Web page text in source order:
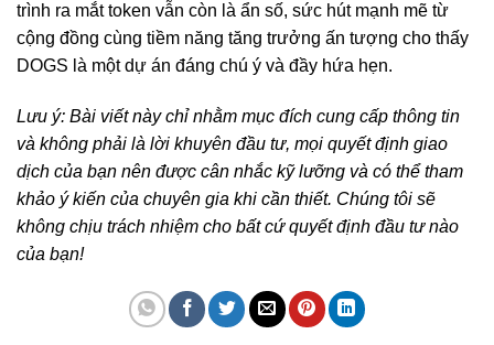
trình ra mắt token vẫn còn là ẩn số, sức hút mạnh mẽ từ
cộng đồng cùng tiềm năng tăng trưởng ấn tượng cho thấy
DOGS là một dự án đáng chú ý và đầy hứa hẹn.
Lưu ý: Bài viết này chỉ nhằm mục đích cung cấp thông tin
và không phải là lời khuyên đầu tư, mọi quyết định giao
dịch của bạn nên được cân nhắc kỹ lưỡng và có thể tham
khảo ý kiến của chuyên gia khi cần thiết. Chúng tôi sẽ
không chịu trách nhiệm cho bất cứ quyết định đầu tư nào
của bạn!